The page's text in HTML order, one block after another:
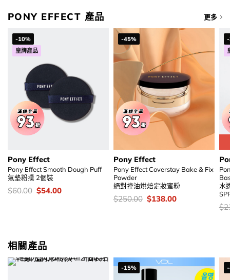
PONY EFFECT 產品 更多
-10%
皇牌產品
Pony Effect
Pony Effect Smooth Dough Puff
氣墊粉撲 2個裝
價
錢：
$60.00 Original
price
$54.00Current
-45%
Pony Effect
Pony Effect Coverstay Bake & Fix
Powder
絕對控油烘焙定妝蜜粉
價
錢：
$250.00 Original
price
$138.00Current
水
價
錢
$
相關產品
-15%